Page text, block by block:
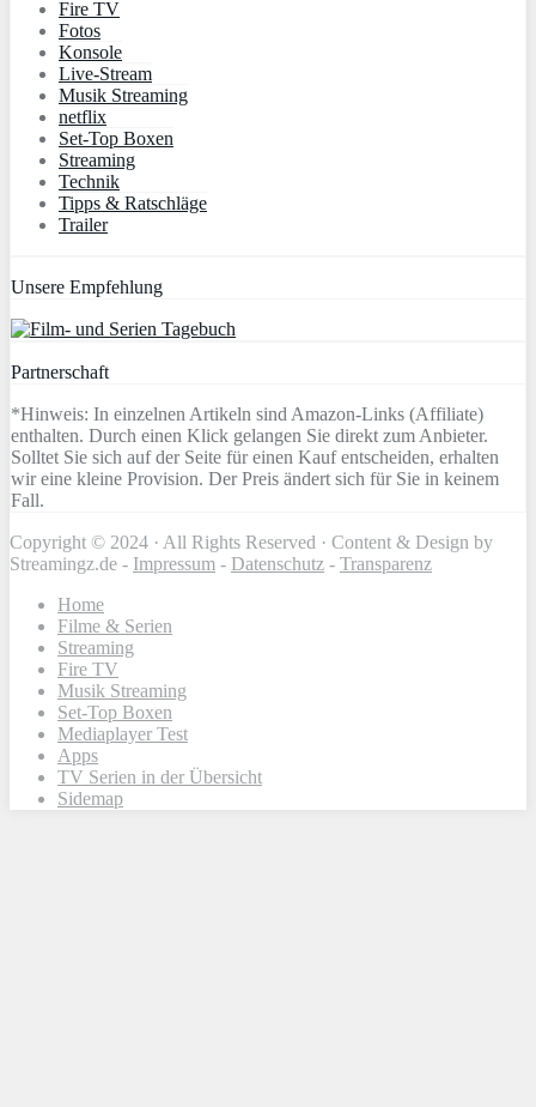
Fire TV
Fotos
Konsole
Live-Stream
Musik Streaming
netflix
Set-Top Boxen
Streaming
Technik
Tipps & Ratschläge
Trailer
Unsere Empfehlung
Partnerschaft
*Hinweis: In einzelnen Artikeln sind Amazon-Links (Affiliate)
enthalten. Durch einen Klick gelangen Sie direkt zum Anbieter.
Solltet Sie sich auf der Seite für einen Kauf entscheiden, erhalten
wir eine kleine Provision. Der Preis ändert sich für Sie in keinem
Fall.
Copyright © 2024 · All Rights Reserved · Content & Design by
Streamingz.de - Impressum - Datenschutz - Transparenz
Home
Filme & Serien
Streaming
Fire TV
Musik Streaming
Set-Top Boxen
Mediaplayer Test
Apps
TV Serien in der Übersicht
Sidemap